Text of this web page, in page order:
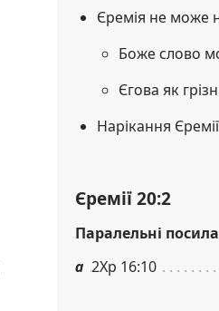
Єремія не може
Боже слово
Єгова як
Нарікання Єремії
Єремії 20:2
Паралельні
а 2Хр 16:10